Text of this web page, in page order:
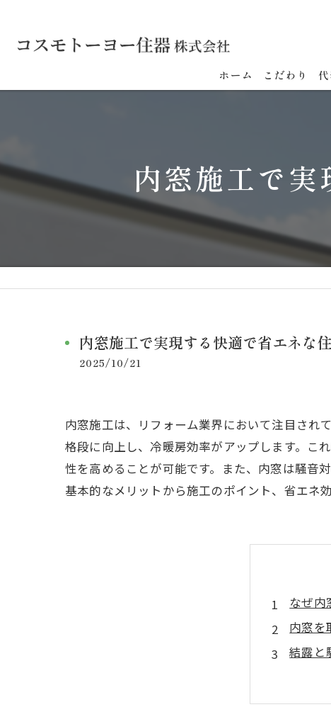
ホーム こだわり
内窓施工で
内窓施工で実現する快適で省エネな
2025/10/21
内窓施工は、リフォーム業界において注目され
格段に向上し、冷暖房効率がアップします。こ
性を高めることが可能です。また、内窓は騒音
基本的なメリットから施工のポイント、省エネ
なぜ内
内窓を
結露と
具体
省エネ